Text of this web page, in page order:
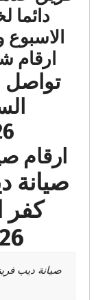
دائما
ارقام
تواصل
ارقام
صيانة